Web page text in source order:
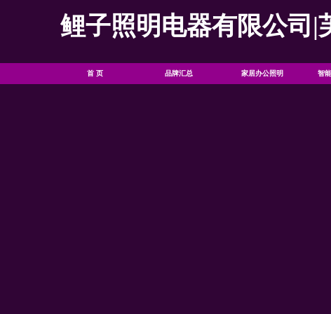
鲤子照明电器有限公司|
首 页 品牌汇总 家居办公照明 智